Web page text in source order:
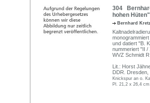
304
hohen
Bernhard
und datiert "B.
nummeriert "II /
WVZ Schmidt
Lit.: Horst
DDR. Dresden,
Knickspur an o.
Pl. 21,2 x 26,4